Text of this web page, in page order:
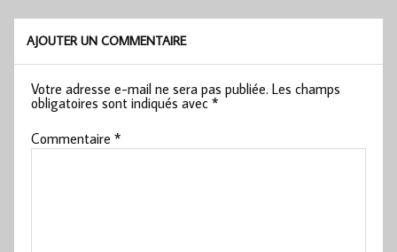
AJOUTER UN COMMENTAIRE
Votre adresse e-mail ne sera pas publiée. Les champs
obligatoires sont indiqués avec*
Commentaire*